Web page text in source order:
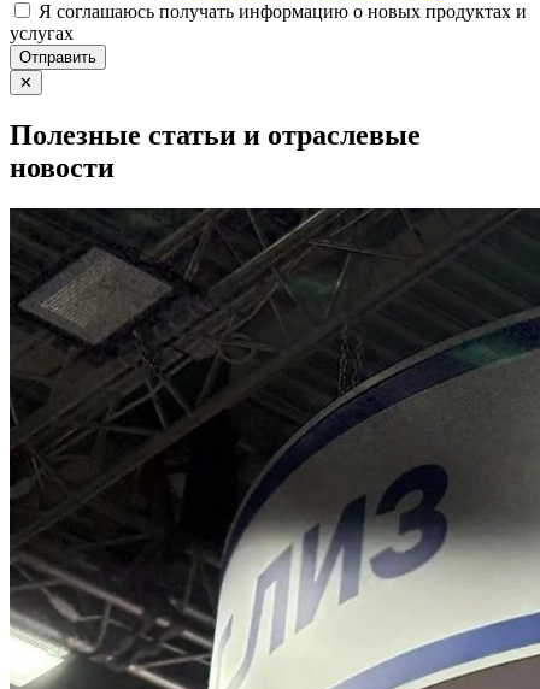
Я соглашаюсь получать информацию о новых продуктах и
услугах
Отправить
✕
Полезные статьи и отраслевые
новости